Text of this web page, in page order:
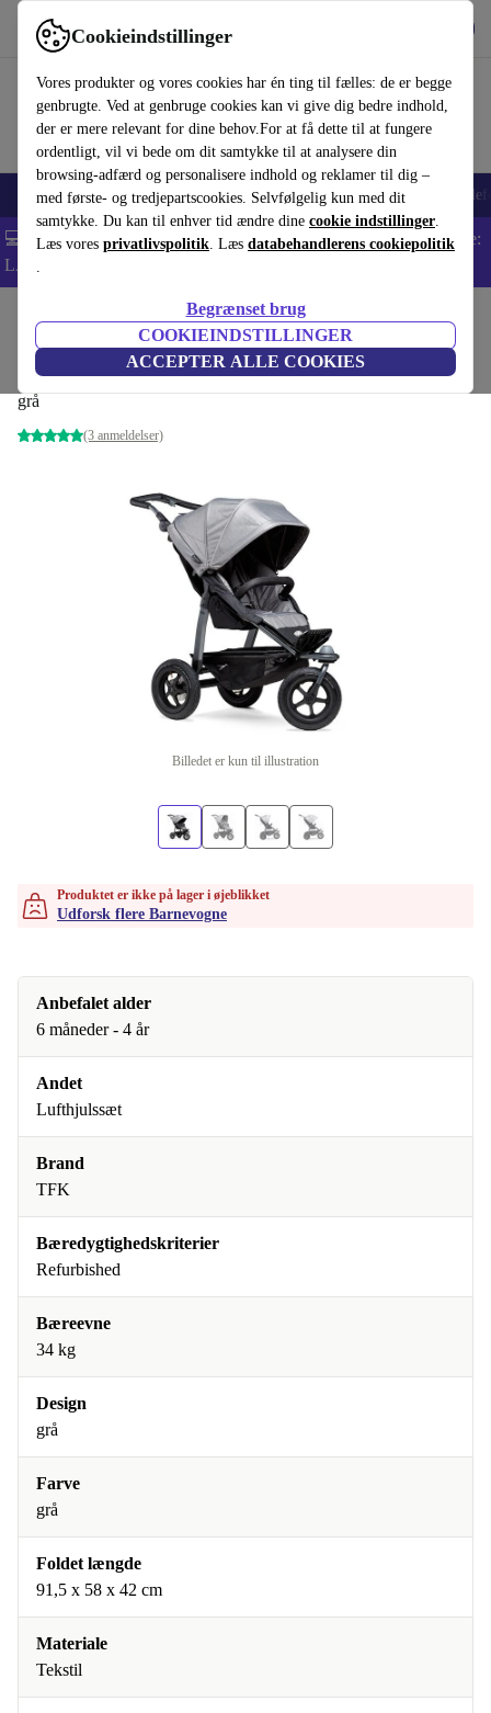
Cookieindstillinger
Vores produkter og vores cookies har én ting til fælles: de er begge
genbrugte. Ved at genbruge cookies kan vi give dig bedre indhold,
der er mere relevant for dine behov.For at få dette til at fungere
ordentligt, vil vi bede om dit samtykke til at analysere din
browsing-adfærd og personalisere indhold og reklamer til dig –
med første- og tredjepartscookies. Selvfølgelig kun med dit
samtykke. Du kan til enhver tid ændre dine cookie indstillinger.
Læs vores privatlivspolitik. Læs databehandlerens cookiepolitik
.
Begrænset brug
COOKIEINDSTILLINGER
ACCEPTER ALLE COOKIES
Brug refurbed hurtigt og nemt
Smartphones Bærbare Tablets Smartwatches Tilbehør
💻 Ekstra 5% rabat på alle MacBooks og bærbare computere - Kode:
LAPTOP5 -
Barnevogne & Klapvogne
TFK Mono sportklapvogn
grå
(3 anmeldelser)
Billedet er kun til illustration
Produktet er ikke på lager i øjeblikket
Udforsk flere Barnevogne
Anbefalet alder
6 måneder - 4 år
Andet
Lufthjulssæt
Brand
TFK
Bæredygtighedskriterier
Refurbished
Bæreevne
34 kg
Design
grå
Farve
grå
Foldet længde
91,5 x 58 x 42 cm
Materiale
Tekstil